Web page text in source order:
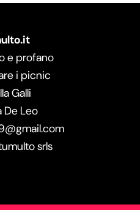
e profano
i picnic
Galli
De Leo
srls